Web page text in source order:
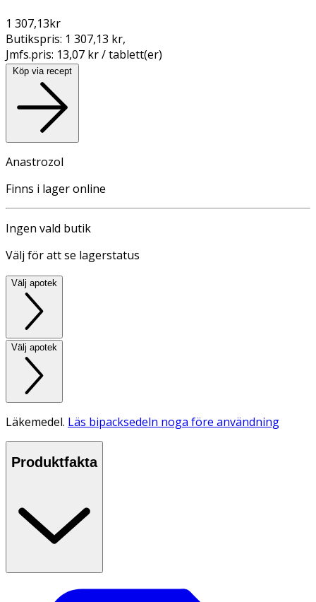
1 307,13kr
Butikspris: 1 307,13 kr,
Jmfs.pris: 13,07 kr / tablett(er)
Köp via recept
Anastrozol
Finns i lager online
Ingen vald butik
Välj för att se lagerstatus
Välj apotek
Välj apotek
Läkemedel. Läs bipacksedeln noga före användning
Produktfakta